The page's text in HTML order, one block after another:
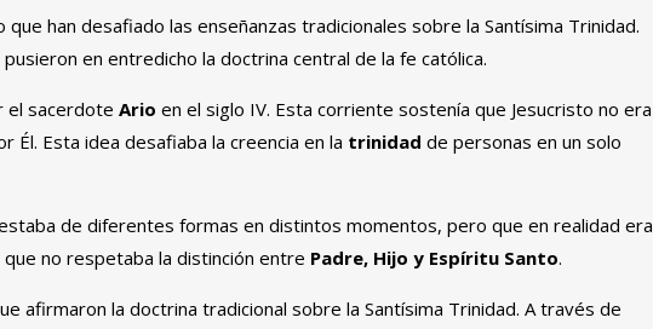
han desafiado las enseñanzas tradicionales sobre la Santísima Trinidad.
en entredicho la doctrina central de la fe católica.
el sacerdote Ario en el siglo IV. Esta corriente sostenía que Jesucristo no era
Él. Esta idea desafiaba la creencia en la trinidad de personas en un solo
de diferentes formas en distintos momentos, pero que en realidad era
no respetaba la distinción entre Padre, Hijo y Espíritu Santo.
afirmaron la doctrina tradicional sobre la Santísima Trinidad. A través de